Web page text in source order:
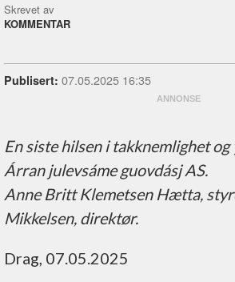
Skrevet av
KOMMENTAR
Publisert: 07.05.2025 16:35
En siste hilsen i takknemlighet
Árran julevsáme guovdásj AS.
Anne Britt Klemetsen Hætta,
Mikkelsen, direktør.
Drag, 07.05.2025